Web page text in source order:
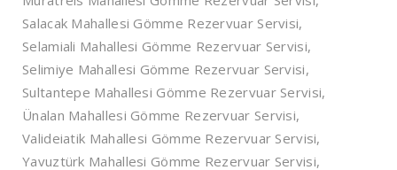
Salacak Mahallesi Gömme Rezervuar Servisi,
Selamiali Mahallesi Gömme Rezervuar Servisi,
Selimiye Mahallesi Gömme Rezervuar Servisi,
Sultantepe Mahallesi Gömme Rezervuar Servisi,
Ünalan Mahallesi Gömme Rezervuar Servisi,
Valideiatik Mahallesi Gömme Rezervuar Servisi,
Yavuztürk Mahallesi Gömme Rezervuar Servisi,